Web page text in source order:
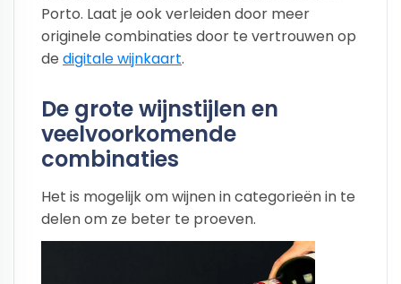
Porto. Laat je ook verleiden door meer
originele combinaties door te vertrouwen op
de digitale wijnkaart.
De grote wijnstijlen en
veelvoorkomende
combinaties
Het is mogelijk om wijnen in categorieën in te
delen om ze beter te proeven.